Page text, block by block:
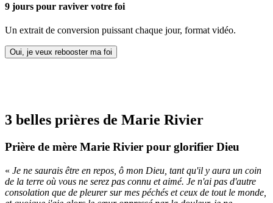
9 jours pour raviver votre foi
Un extrait de conversion puissant chaque jour, format vidéo.
Oui, je veux rebooster ma foi
3 belles prières de Marie Rivier
Prière de mère Marie Rivier pour glorifier Dieu
« Je ne saurais être en repos, ô mon Dieu, tant qu'il y aura un coin
de la terre où vous ne serez pas connu et aimé. Je n'ai pas d'autre
consolation que de pleurer sur mes péchés et ceux de tout le monde,